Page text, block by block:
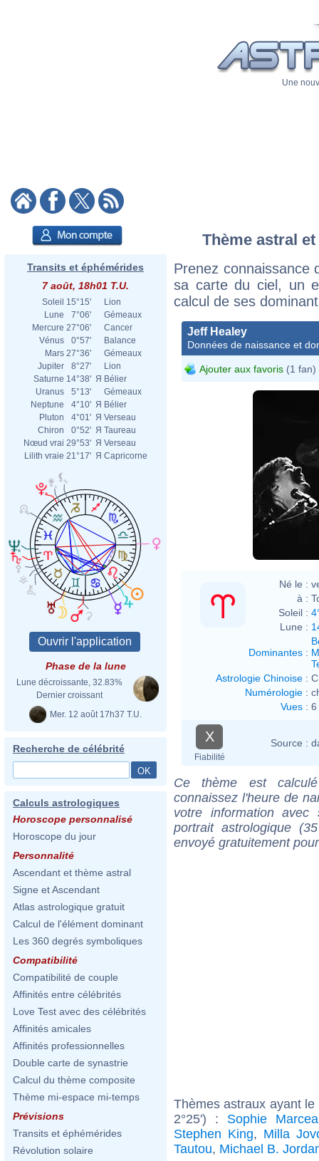
Une
Transits et éphémérides
7 août, 18h01 T.U.
Soleil 15°15'
Lion
Lune
7°06'
Gémeaux
Mercure 27°06'
Cancer
Vénus
0°57'
Balance
Mars 27°36'
Gémeaux
Jupiter
8°27'
Lion
Saturne 14°38' Я Bélier
Uranus
5°13'
Gémeaux
Neptune
4°10' Я Bélier
Pluton
4°01' Я Verseau
Chiron
0°52' Я Taureau
Nœud vrai 29°53' Я Verseau
Lilith vraie 21°17' Я Capricorne
Phase de la lune
Lune décroissante, 32.83%
Dernier croissant
Mer. 12 août 17h37 T.U.
Recherche de célébrité
Calculs astrologiques
Horoscope personnalisé
Horoscope du jour
Personnalité
Ascendant et thème astral
Signe et Ascendant
Atlas astrologique gratuit
Calcul de l'élément dominant
Les 360 degrés symboliques
Compatibilité
Compatibilité de couple
Affinités entre célébrités
Love Test avec des célébrités
Affinités amicales
Affinités professionnelles
Double carte de synastrie
Calcul du thème composite
Thème mi-espace mi-temps
Prévisions
Transits et éphémérides
Révolution solaire
Thème astral
Prenez connaissance
sa carte du ciel, un
calcul de ses
Jeff Healey
Données de naissance et
Ajouter aux favoris (1 fan)
Né le :
à :
Soleil :
Lune :
Dominantes :
Astrologie Chinoise :
Numérologie :
Vues : 6
X
Fiabilité
Source :
Ce thème est
connaissez l'heure de
votre information
portrait astrologique
envoyé gratuitement
Thèmes astraux ayant
2°25') : Sophie
Stephen King, Milla
Tautou, Michael B.